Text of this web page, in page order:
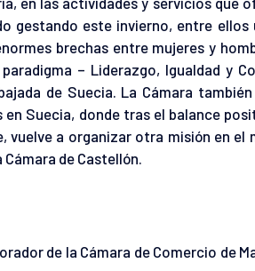
gestando este invierno, entre ellos
brechas entre mujeres y
– Liderazgo, Igualdad y
de Suecia. La Cámara
Suecia, donde tras el balance
vuelve a organizar otra misión en
de Castellón.
de la Cámara de Comercio de